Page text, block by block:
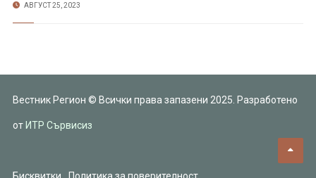
АВГУСТ 25, 2023
Вестник Регион © Всички права запазени 2025. Разработено
от ИТР Сървисиз